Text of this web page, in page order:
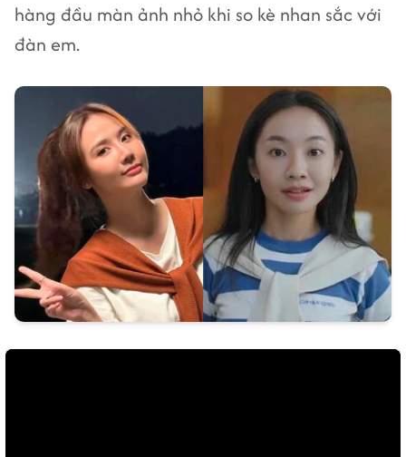
hàng đầu màn ảnh nhỏ khi so kè nhan sắc với
đàn em.